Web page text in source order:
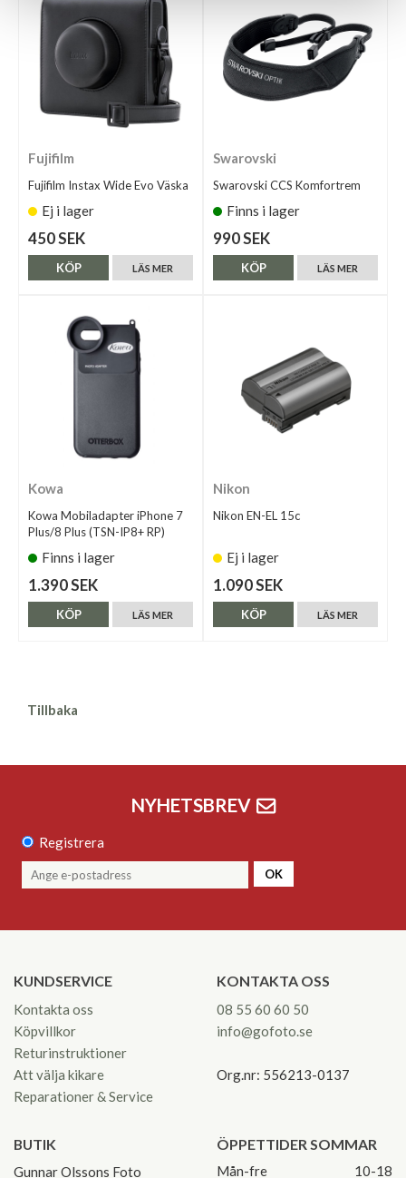
Fujifilm
Fujifilm Instax Wide Evo Väska
Ej i lager
450 SEK
LÄS MER
KÖP
Swarovski
Swarovski CCS Komfortrem
Finns i lager
990 SEK
LÄS MER
KÖP
Kowa
Kowa Mobiladapter iPhone 7
Plus/8 Plus (TSN-IP8+ RP)
Finns i lager
1.390 SEK
LÄS MER
KÖP
Nikon
Nikon EN-EL 15c
Ej i lager
1.090 SEK
LÄS MER
KÖP
Tillbaka
NYHETSBREV
Registrera
OK
KUNDSERVICE
Kontakta oss
Köpvillkor
Returinstruktioner
Att välja kikare
Reparationer & Service
KONTAKTA OSS
08 55 60 60 50
info@gofoto.se
Org.nr: 556213-0137
BUTIK
Gunnar Olssons Foto
ÖPPETTIDER SOMMAR
Mån-fre 10-18